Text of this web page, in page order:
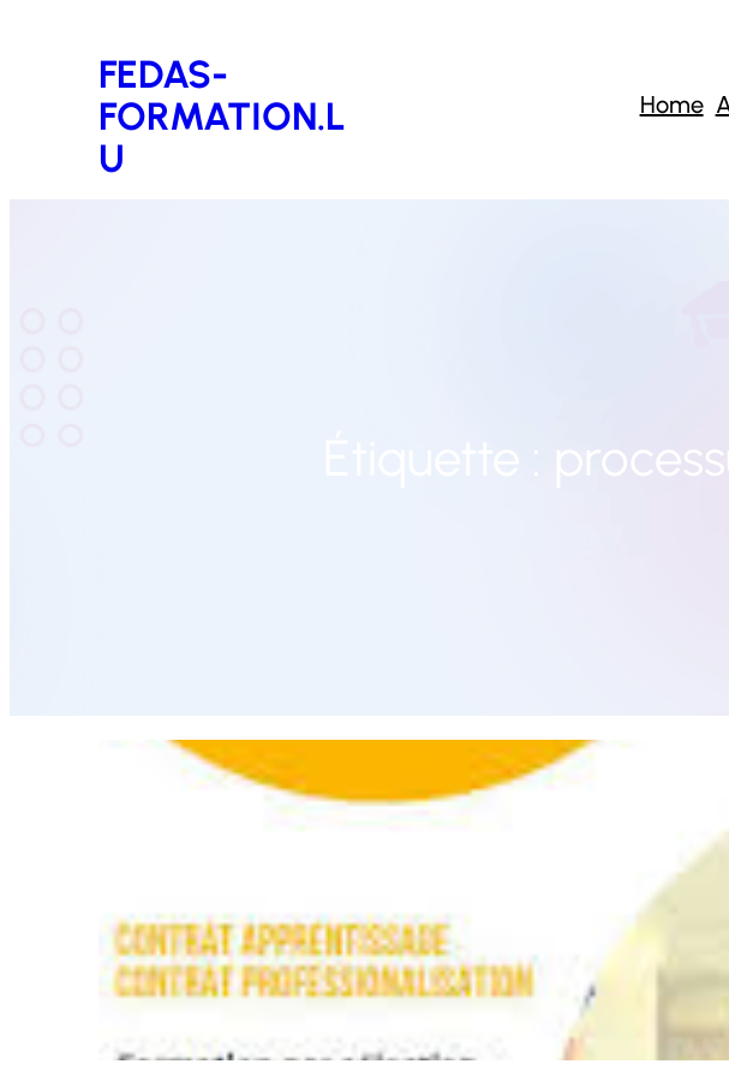
FEDAS-
FORMATION.L
U
Home